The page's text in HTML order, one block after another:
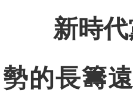
新時
勢的長籌